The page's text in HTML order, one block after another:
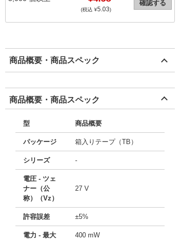
(税込 ¥5.03)
確認する
商品概要・商品スペック
商品概要・商品スペック
型 商品概要
パッケージ 箱入りテープ（TB）
シリーズ -
電圧 - ツェ
ナー（公
称）（Vz）
27 V
許容誤差 ±5%
電力 - 最大 400 mW